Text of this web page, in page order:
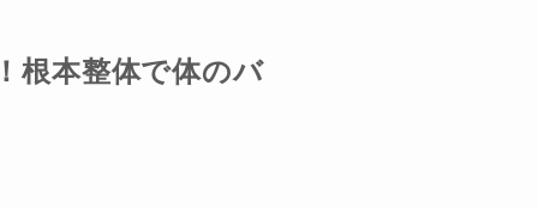
根本整体で体のバ